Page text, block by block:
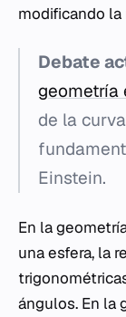
modificando
Debate
geometría
de la
Einstein.
En la
una esfera, la
ángulos. En la